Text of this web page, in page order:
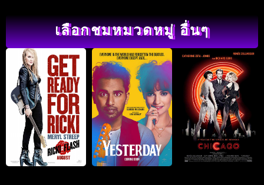
เลือกชมหมวดหมู่ อื่นๆ